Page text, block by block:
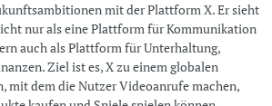
mit der Plattform X. Er sieht
nur als eine Plattform für Kommunikation
auch als Plattform für Unterhaltung,
Ziel ist es, X zu einem globalen
mit dem die Nutzer Videoanrufe machen,